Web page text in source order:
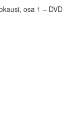
osa 1 – DVD